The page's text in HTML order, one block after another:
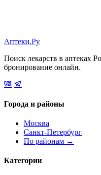
Аптеки.Ру
Поиск лекарств в аптеках
бронирование онлайн.
Города и районы
Москва
Санкт-Петербург
По районам →
Категории